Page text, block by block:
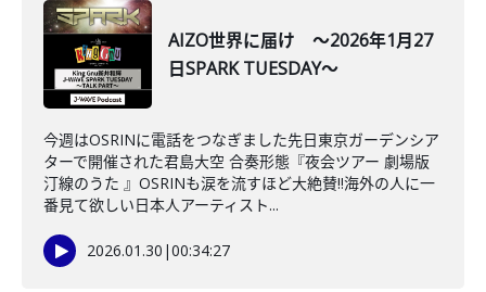
AIZO世界に届け ～2026年1月27
日SPARK TUESDAY～
今週はOSRINに電話をつなぎました先日東京ガーデンシア
ターで開催された君島大空 合奏形態『夜会ツアー 劇場版
汀線のうた 』OSRINも涙を流すほど大絶賛‼海外の人に一
番見て欲しい日本人アーティスト...
2026.01.30 |00:34:27